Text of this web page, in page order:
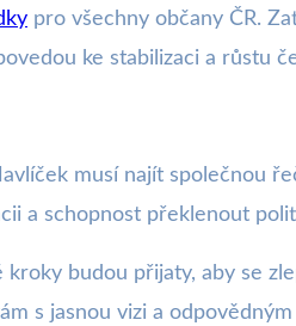
pro všechny občany ČR.
ke stabilizaci a růstu
musí najít společnou
a schopnost překlenout
budou přijaty, aby se
s jasnou vizi a